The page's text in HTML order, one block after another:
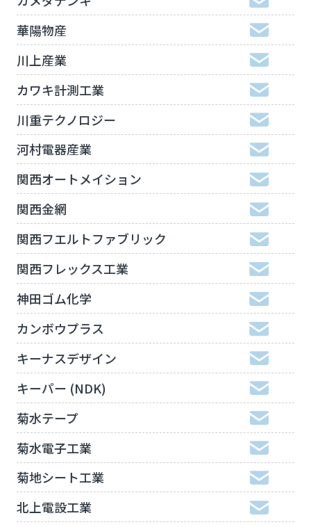
華陽物産
川上産業
カワキ計測工業
川重テクノロジー
河村電器産業
関西オートメイション
関西金網
関西フエルトファブリック
関西フレックス工業
神田ゴム化学
カンボウプラス
キーナスデザイン
キーパー (NDK)
菊水テープ
菊水電子工業
菊地シート工業
北上電設工業